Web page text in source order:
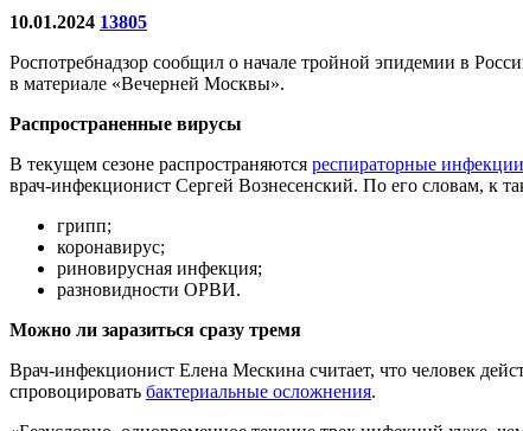
10.01.2024 13805
Роспотребнадзор сообщил о начале тройной эпидемии в
в материале «Вечерней Москвы».
Распространенные вирусы
В текущем сезоне распространяются респираторные инфекции
врач-инфекционист Сергей Вознесенский. По его словам, к
грипп;
коронавирус;
риновирусная инфекция;
разновидности ОРВИ.
Можно ли заразиться сразу тремя
Врач-инфекционист Елена Мескина считает, что человек
спровоцировать бактериальные осложнения.